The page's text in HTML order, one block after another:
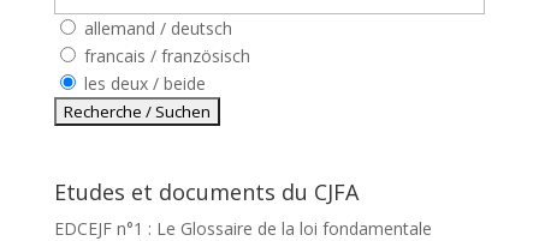
allemand / deutsch
francais / französisch
les deux / beide
Etudes et documents du CJFA
EDCEJF n°1 : Le Glossaire de la loi fondamentale